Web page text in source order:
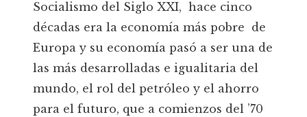
Socialismo del Siglo XXI, hace cinco
décadas era la economía más pobre de
Europa y su economía pasó a ser una de
las más desarrolladas e igualitaria del
mundo, el rol del petróleo y el ahorro
para el futuro, que a comienzos del ’70